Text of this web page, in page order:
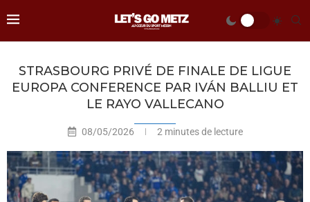
STRASBOURG PRIVÉ DE FINALE DE LIGUE
EUROPA CONFERENCE PAR IVÁN BALLIU ET
LE RAYO VALLECANO
08/05/2026 2 minutes de lecture